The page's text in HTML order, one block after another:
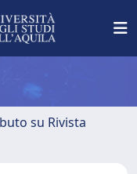
su Rivista